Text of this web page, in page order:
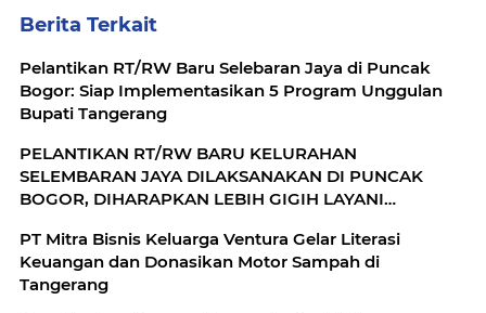
Berita Terkait
Pelantikan RT/RW Baru Selebaran Jaya di Puncak
Bogor: Siap Implementasikan 5 Program Unggulan
Bupati Tangerang
PELANTIKAN RT/RW BARU KELURAHAN
SELEMBARAN JAYA DILAKSANAKAN DI PUNCAK
BOGOR, DIHARAPKAN LEBIH GIGIH LAYANI
​PT Mitra Bisnis Keluarga Ventura Gelar Literasi
Keuangan dan Donasikan Motor Sampah di
Tangerang